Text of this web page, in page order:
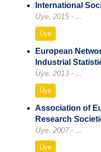
International
Üye, 2015 - ...
Üye
European
Industrial
Üye, 2013 - ...
Üye
Association of
Research
Üye, 2007 - ...
Üye